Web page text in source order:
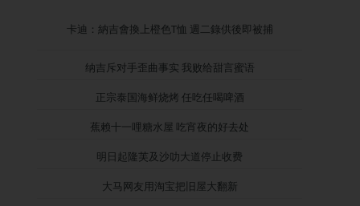
卡迪：納吉會換上橙色T恤 週二錄供後即被捕
纳吉斥对手歪曲事实 我败给甜言蜜语
正宗泰国海鲜烧烤 任吃任喝啤酒
蕉赖十一哩糖水屋 吃宵夜的好去处
明日起隆芙及沙叻大道停止收费
大马网友用淘宝把旧屋大翻新